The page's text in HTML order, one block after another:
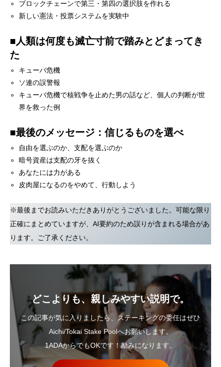
ブロックチェーンで第三・第四の選択肢を作れる
新しい憲法・投票システムを実験中
■人類は何度も滅亡寸前で踏みとどまってき
た
キューバ危機
ソ連の誤警報
キューバ危機で核戦争を止めた男の話など、個人の判断が世
界を救った例
■最後のメッセージ：信じるものを選べ
自由を選ぶのか、支配を選ぶのか
暗号資産は支配の牙を抜く
あなたには力がある
皮肉屋になるのをやめて、行動しよう
※最後までお読みいただきありがとうございました。可能な限り
正確にまとめていますが、AI要約のため誤りが含まれる場合があ
ります。ご了承ください。
どこよりも、親しみやすい説明で。
この記事が気に入りましたら、ステーキングの委任はぜひ
Aichi/Tokai Stake Poolへお願いします。
1ADAからでもOKです！励みになります。